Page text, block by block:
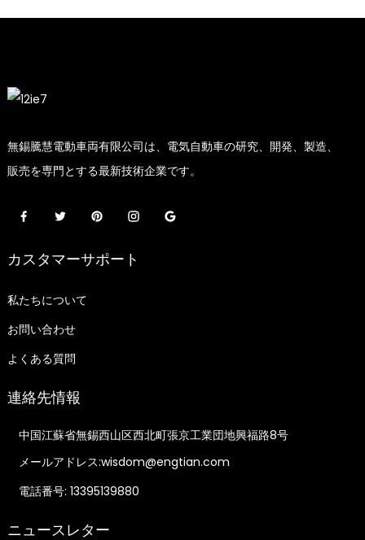
無錫騰慧電動車両有限公司は、電気自動車の研究、開発、製造、
販売を専門とする最新技術企業です。
カスタマーサポート
私たちについて
お問い合わせ
よくある質問
連絡先情報
中国江蘇省無錫西山区西北町張京工業団地興福路8号
メールアドレス:wisdom@engtian.com
電話番号: 13395139880
ニュースレター